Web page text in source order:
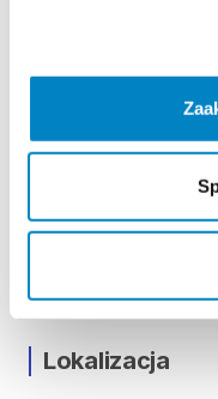
Poniedziałek: 10:00
Wtorek: 10:00 -
Czwartek: 10:00 -
Piątek: 10:00 - 20:30
Lokalizacja